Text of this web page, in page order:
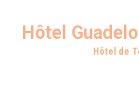
Hôtel
Hôtel de